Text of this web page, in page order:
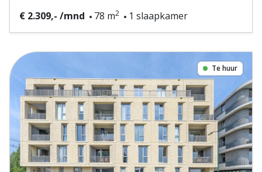
€ 2.309,- /mnd 78 m2 1 slaapkamer
Te huur